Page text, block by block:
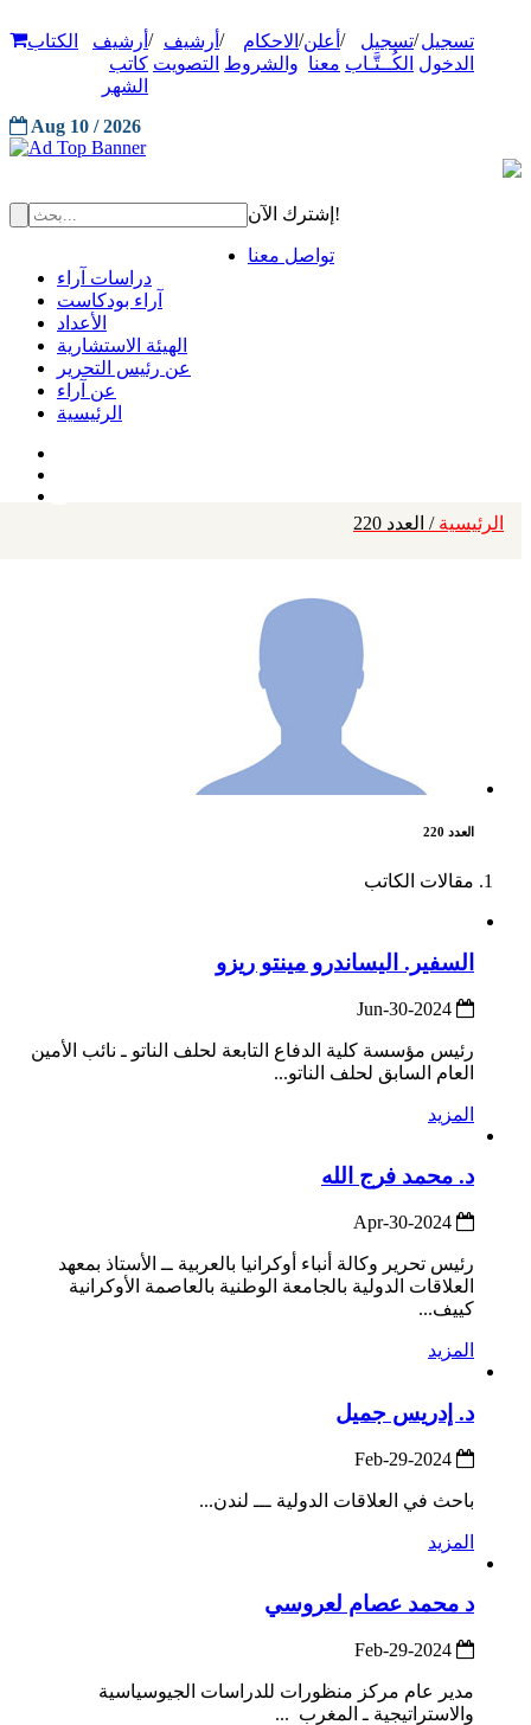
تسجيل
الدخول
/تسجيل
الكُــتَّـاب
/ أعلن
معنا
/ الاحكام
والشروط
/ أرشيف
التصويت
/ أرشيف
كاتب
الشهر
الكتاب
Aug 10 / 2026
إشترك الآن!
تواصل معنا
دراسات آراء
آراء بودكاست
الأعداد
الهيئة الاستشارية
عن رئيس التحرير
عن آراء
الرئيسية
الرئيسية / العدد 220
العدد 220
مقالات الكاتب
السفير. اليساندرو مينتو ريزو
رئيس مؤسسة كلية الدفاع التابعة لحلف الناتو ـ نائب الأمين
العام السابق لحلف الناتو...
المزيد
د. محمد فرج الله
رئيس تحرير وكالة أنباء أوكرانيا بالعربية ــ الأستاذ بمعهد
العلاقات الدولية بالجامعة الوطنية بالعاصمة الأوكرانية
كييف...
المزيد
د. إدريس جميل
باحث في العلاقات الدولية ـــ لندن...
المزيد
د محمد عصام لعروسي
مدير عام مركز منظورات للدراسات الجيوسياسية
والاستراتيجية ـ المغرب ...